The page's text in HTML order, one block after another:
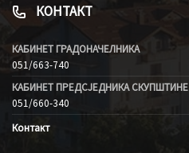
КОНТАКТ
КАБИНЕТ ГРАДОНАЧЕЛНИКА
051/663-740
КАБИНЕТ ПРЕДСЈЕДНИКА СКУПШТИНЕ
051/660-340
Контакт